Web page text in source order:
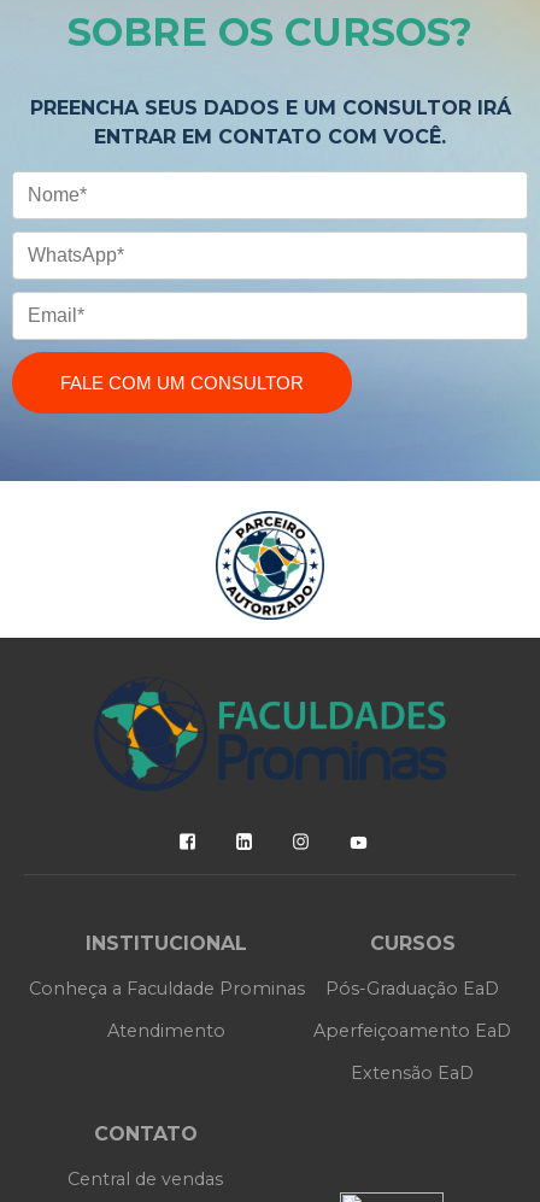
SOBRE OS CURSOS?
PREENCHA SEUS DADOS E UM CONSULTOR IRÁ
ENTRAR EM CONTATO COM VOCÊ.
Nome
WhatsApp
Email
FALE COM UM CONSULTOR
INSTITUCIONAL
Conheça a Faculdade Prominas
Atendimento
CURSOS
Pós-Graduação EaD
Aperfeiçoamento EaD
Extensão EaD
CONTATO
Central de vendas